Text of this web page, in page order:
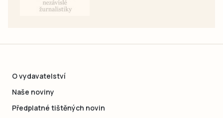
O vydavatelství
Naše noviny
Předplatné tištěných novin